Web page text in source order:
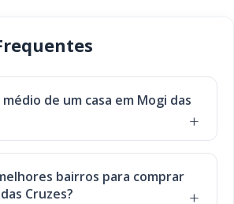
de um casa em Mogi das
bairros para comprar
Cruzes?